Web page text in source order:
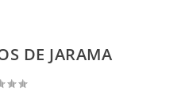
DE JARAMA